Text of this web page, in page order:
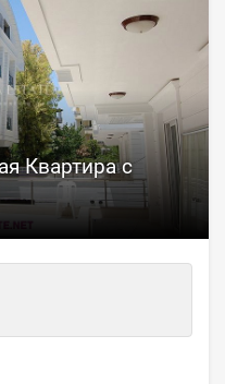
Квартира с